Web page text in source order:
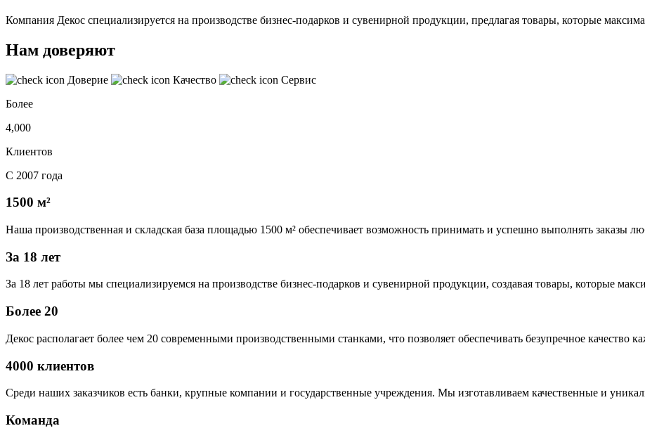
Компания Декос специализируется на производстве бизнес-подарков и сувенирной продукции, предлагая товары, которые
Нам доверяют
Доверие Качество
Сервис
Более
4,000
Клиентов
С 2007 года
1500 м²
Наша производственная и складская база площадью 1500 м² обеспечивает возможность принимать и успешно выполнять заказы
За 18 лет
За 18 лет работы мы специализируемся на производстве бизнес-подарков и сувенирной продукции, создавая товары, которые
Более 20
Декос располагает более чем 20 современными производственными станками, что позволяет обеспечивать безупречное качество
4000 клиентов
Среди наших заказчиков есть банки, крупные компании и государственные учреждения. Мы изготавливаем качественные и
Команда